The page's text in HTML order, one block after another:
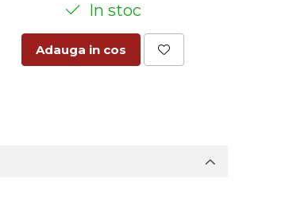
In stoc
Adauga in cos